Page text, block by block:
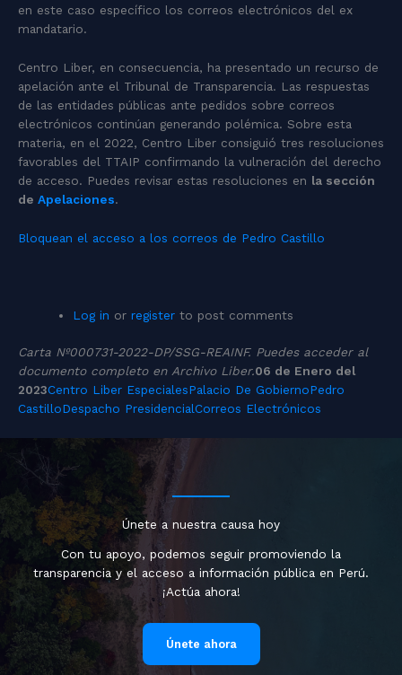
en este caso específico los correos electrónicos del ex
mandatario.
Centro Liber, en consecuencia, ha presentado un recurso de
apelación ante el Tribunal de Transparencia. Las respuestas
de las entidades públicas ante pedidos sobre correos
electrónicos continúan generando polémica. Sobre esta
materia, en el 2022, Centro Liber consiguió tres resoluciones
favorables del TTAIP confirmando la vulneración del derecho
de acceso. Puedes revisar estas resoluciones en la sección
de Apelaciones.
Bloquean el acceso a los correos de Pedro Castillo
Log in orregister to post comments
Carta Nº000731-2022-DP/SSG-REAINF. Puedes acceder al
documento completo en Archivo Liber.06 de Enero del
2023Centro Liber EspecialesPalacio De GobiernoPedro
CastilloDespacho PresidencialCorreos Electrónicos
Únete a nuestra causa hoy
Con tu apoyo, podemos seguir promoviendo la
transparencia y el acceso a información pública en Perú.
¡Actúa ahora!
Únete ahora